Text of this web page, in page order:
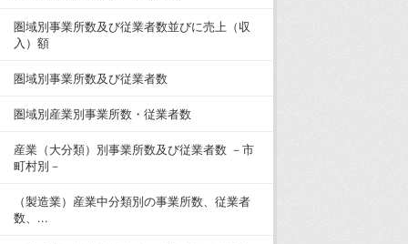
圏域別事業所数及び従業者数並びに売上（収
入）額
圏域別事業所数及び従業者数
圏域別産業別事業所数・従業者数
産業（大分類）別事業所数及び従業者数 －市
町村別－
（製造業）産業中分類別の事業所数、従業者
数、...